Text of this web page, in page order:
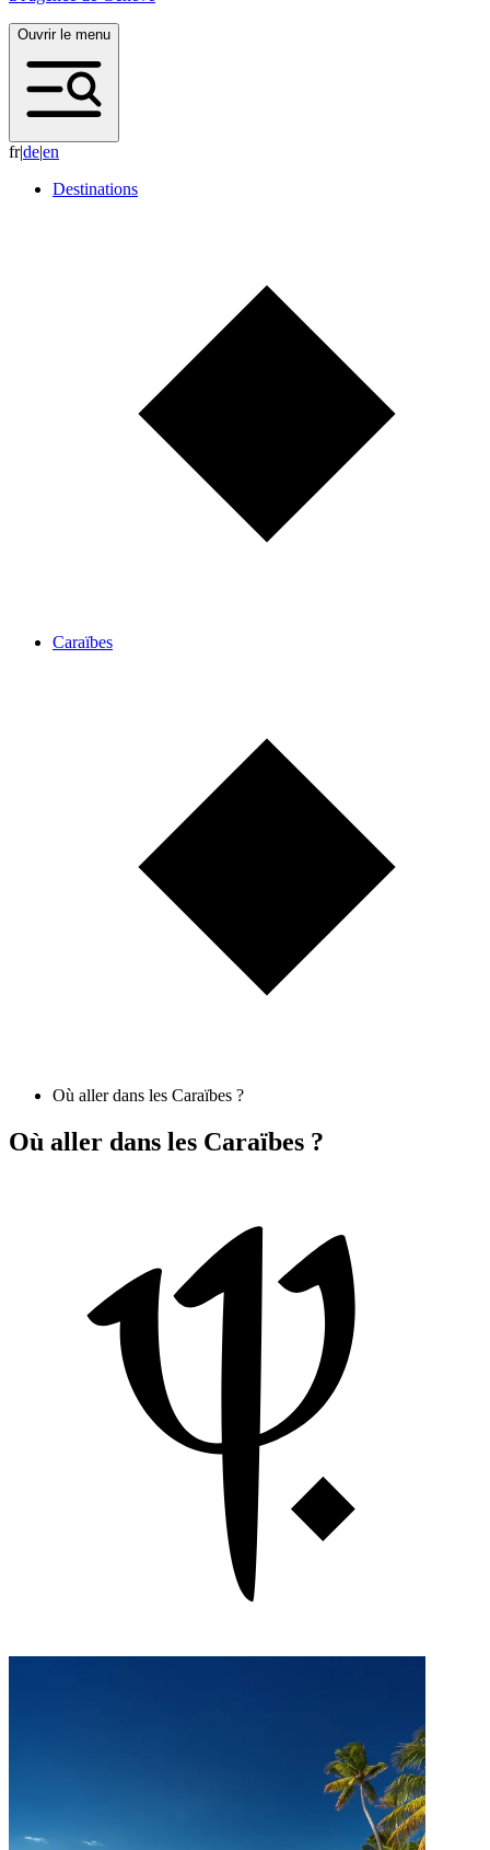
Ouvrir le menu
fr|de|en
Destinations
Caraïbes
Où aller dans les Caraïbes ?
Où aller dans les Caraïbes ?